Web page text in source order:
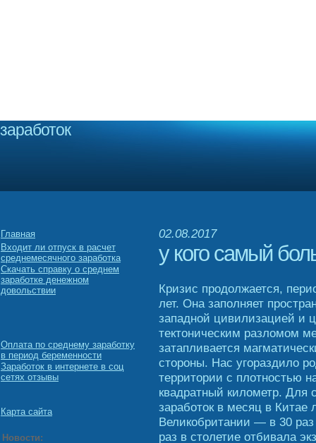
заработок
Главная
Входит ли отпуск в расчет
среднемесячного заработка
Скачать справку о среднем
заработке денежном
довольствии
Оплата по среднему заработку
в период беременности
Заработок в интернете в соц
сетях отзывы
Карта сайта
Новости:
02.08.2017
у кого самый
Кризис продолжается,
лет. Она заполняет
западной цивилизацией и
тектоническим разломом
затапливается
стороны. Нас угораздило
территории с плотностью
квадратный километр.
заработок в месяц в Китае
Великобритании — в 30
раз в столетие отбивала